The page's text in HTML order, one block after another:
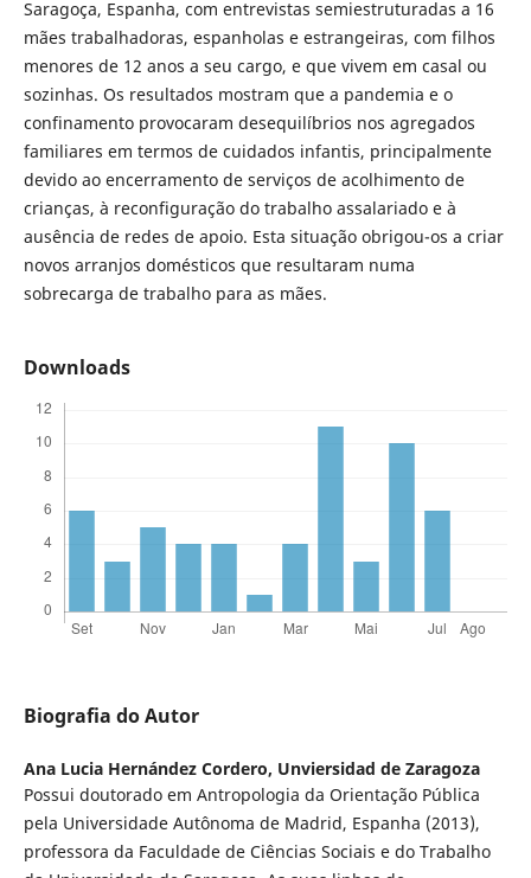
Saragoça, Espanha, com entrevistas semiestruturadas a 16
mães trabalhadoras, espanholas e estrangeiras, com filhos
menores de 12 anos a seu cargo, e que vivem em casal ou
sozinhas. Os resultados mostram que a pandemia e o
confinamento provocaram desequilíbrios nos agregados
familiares em termos de cuidados infantis, principalmente
devido ao encerramento de serviços de acolhimento de
crianças, à reconfiguração do trabalho assalariado e à
ausência de redes de apoio. Esta situação obrigou-os a criar
novos arranjos domésticos que resultaram numa
sobrecarga de trabalho para as mães.
Downloads
Biografia do Autor
Ana Lucia Hernández Cordero, Unviersidad de Zaragoza
Possui doutorado em Antropologia da Orientação Pública
pela Universidade Autônoma de Madrid, Espanha (2013),
professora da Faculdade de Ciências Sociais e do Trabalho